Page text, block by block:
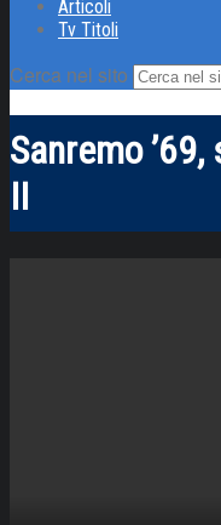
Articoli
Tv Titoli
Cerca nel sito
Sanremo
II